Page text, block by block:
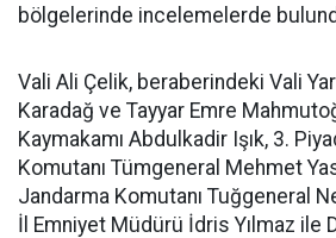
bölgelerinde incelemelerde
Vali Ali Çelik, beraberindeki Vali
Karadağ ve Tayyar Emre
Kaymakamı Abdulkadir Işık, 3.
Komutanı Tümgeneral Mehmet
Jandarma Komutanı Tuğgeneral
İl Emniyet Müdürü İdris Yılmaz ile